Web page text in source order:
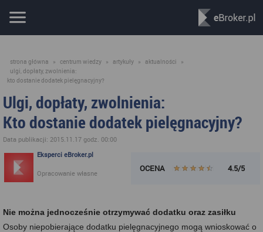
strona główna » centrum wiedzy » artykuły » aktualności
»
ulgi, dopłaty, zwolnienia:
kto dostanie dodatek pielęgnacyjny?
Ulgi, dopłaty, zwolnienia:
Kto dostanie dodatek pielęgnacyjny?
Data publikacji: 2015.11.17 godz. 00:00
Eksperci eBroker.pl
Opracowanie własne OCENA 4.5/5
Nie można jednocześnie otrzymywać dodatku oraz zasiłku
Osoby niepobierające dodatku pielęgnacyjnego mogą wnioskować o